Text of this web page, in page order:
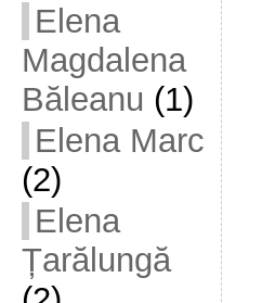
Elena
Magdalena
Băleanu (1)
Elena Marc
(2)
Elena
Țarălungă